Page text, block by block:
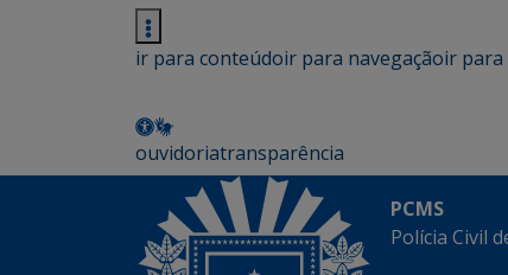
ir para conteúdoir para navegaçãoir para
ouvidoriatransparência
PCMS
Polícia Civil